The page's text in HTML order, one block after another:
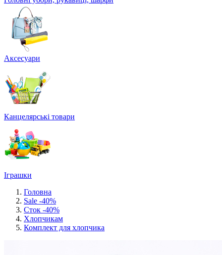
Аксесуари
Канцелярські товари
Іграшки
Головна
Sale -40%
Сток -40%
Хлопчикам
Комплект для хлопчика